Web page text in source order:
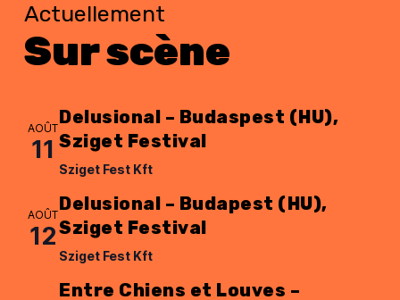
Actuellement
Sur scène
AOÛT
11
Delusional – Budaspest (HU),
Sziget Festival
Sziget Fest Kft
AOÛT
12
Delusional – Budapest (HU),
Sziget Festival
Sziget Fest Kft
Entre Chiens et Louves –